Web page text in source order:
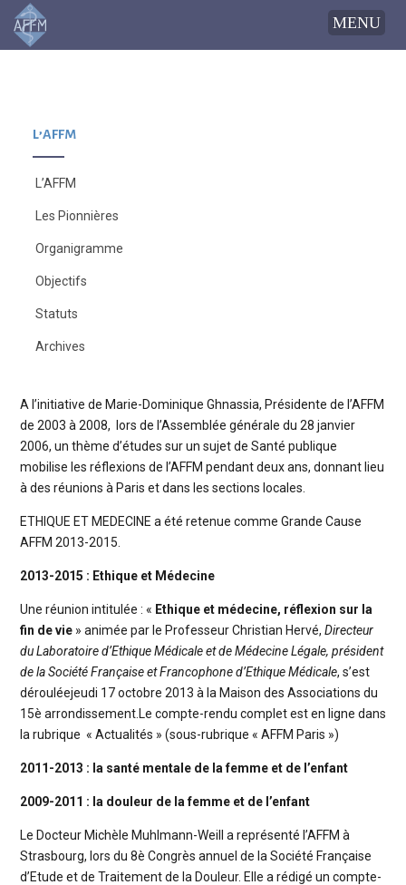
L’AFFM
L’AFFM
Les Pionnières
Organigramme
Objectifs
Statuts
Archives
A l’initiative de Marie-Dominique Ghnassia, Présidente de l’AFFM
de 2003 à 2008, lors de l’Assemblée générale du 28 janvier
2006, un thème d’études sur un sujet de Santé publique
mobilise les réflexions de l’AFFM pendant deux ans, donnant lieu
à des réunions à Paris et dans les sections locales.
ETHIQUE ET MEDECINE a été retenue comme Grande Cause
AFFM 2013-2015.
2013-2015 : Ethique et Médecine
Une réunion intitulée : « Ethique et médecine, réflexion sur la
fin de vie » animée par le Professeur Christian Hervé, Directeur
du Laboratoire d’Ethique Médicale et de Médecine Légale, président
de la Société Française et Francophone d’Ethique Médicale, s’est
dérouléejeudi 17 octobre 2013 à la Maison des Associations du
15è arrondissement.Le compte-rendu complet est en ligne dans
la rubrique « Actualités » (sous-rubrique « AFFM Paris »)
2011-2013 : la santé mentale de la femme et de l’enfant
2009-2011 : la douleur de la femme et de l’enfant
Le Docteur Michèle Muhlmann-Weill a représenté l’AFFM à
Strasbourg, lors du 8è Congrès annuel de la Société Française
d’Etude et de Traitement de la Douleur. Elle a rédigé un compte-